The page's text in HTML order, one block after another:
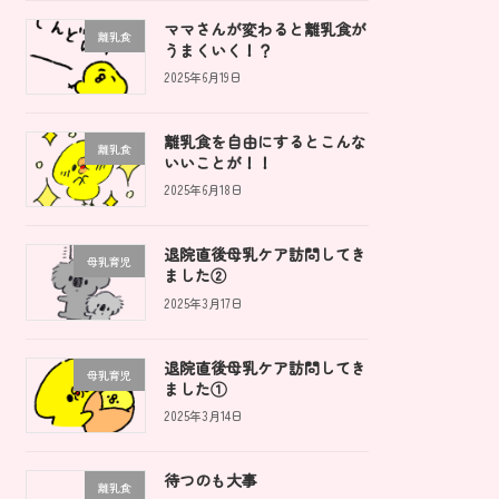
離乳食
ママさんが変わると離乳食が
うまくいく！？
2025年6月19日
離乳食
離乳食を自由にするとこんな
いいことが！！
2025年6月18日
母乳育児
退院直後母乳ケア訪問してき
ました②
2025年3月17日
母乳育児
退院直後母乳ケア訪問してき
ました①
2025年3月14日
離乳食 待つのも大事